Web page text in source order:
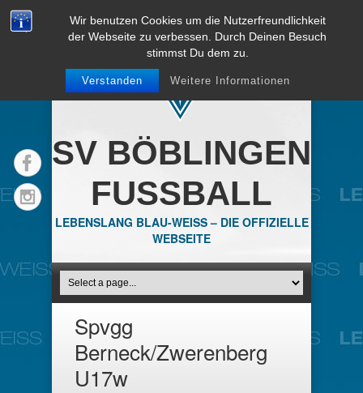
Wir benutzen Cookies um die Nutzerfreundlichkeit
der Webseite zu verbessen. Durch Deinen Besuch
stimmst Du dem zu.
Verstanden Weitere Informationen
SV BÖBLINGEN
FUSSBALL
LEBENSLANG BLAU-WEISS – DIE OFFIZIELLE
WEBSEITE
Spvgg
Berneck/Zwerenberg
U17w